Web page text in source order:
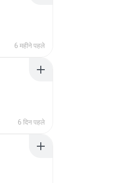
6 महीने पहले
6 दिन पहले